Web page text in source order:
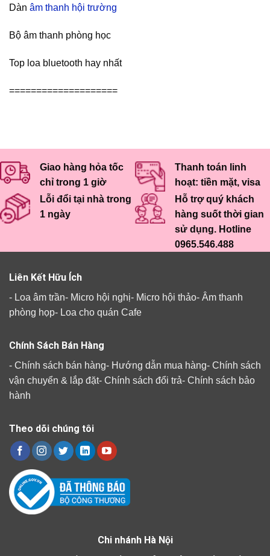
Dàn âm thanh hội trường
Bộ âm thanh phòng học
Top loa bluetooth hay nhất
====================
Giao hàng hỏa tốc
chỉ trong 1 giờ
Thanh toán linh
hoạt: tiền mặt, visa
Lỗi đổi tại nhà trong
1 ngày
Hỗ trợ quý khách
hàng suốt thời gian
sử dụng. Hotline
0965.546.488
Liên Kết Hữu Ích
- Loa âm trần- Micro hội nghị- Micro hội thảo- Âm thanh
phòng họp- Loa cho quán Cafe
Chính Sách Bán Hàng
- Chính sách bán hàng- Hướng dẫn mua hàng- Chính sách
vận chuyển & lắp đặt- Chính sách đổi trả- Chính sách bảo
hành
Theo dõi chúng tôi
Chi nhánh Hà Nội